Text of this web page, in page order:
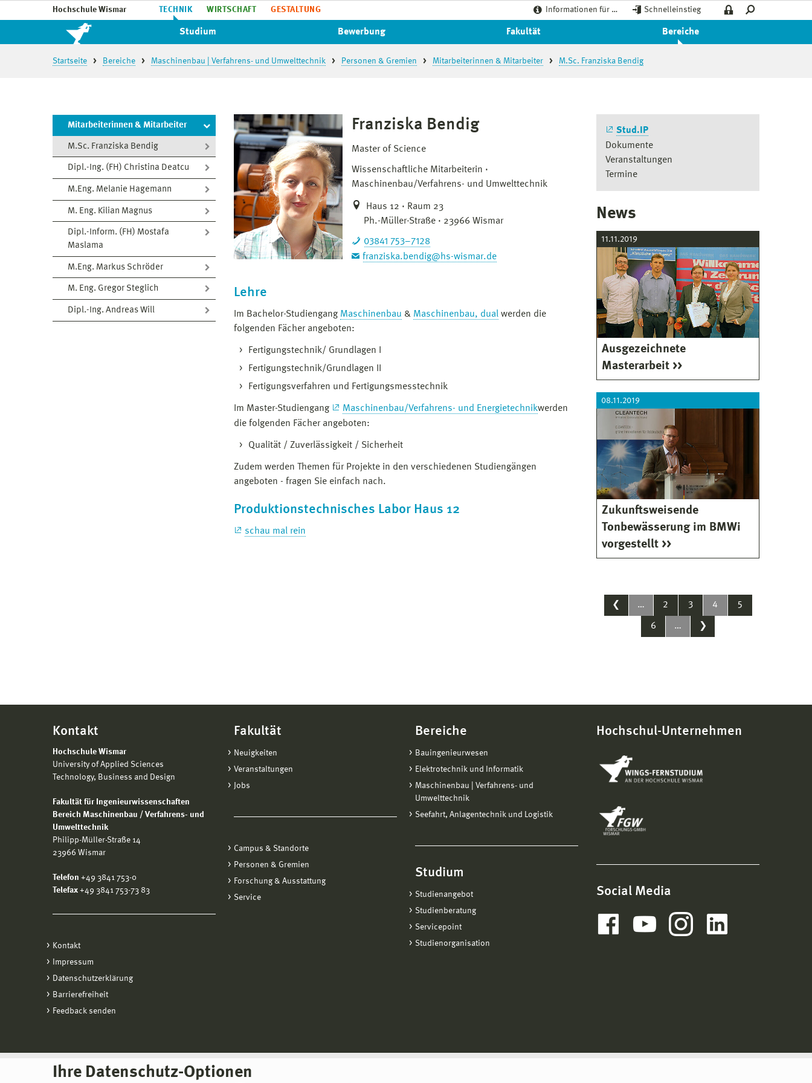
Hochschule Wismar TECHNIK WIRTSCHAFT GESTALTUNG Informationen für … Schnelleinstieg
Studium Bewerbung Fakultät Bereiche
Startseite Bereiche Maschinenbau | Verfahrens- und Umwelttechnik Personen & Gremien Mitarbeiterinnen & Mitarbeiter M.Sc. Franziska Bendig
Mitarbeiterinnen & Mitarbeiter
M.Sc. Franziska Bendig
Dipl.-Ing. (FH) Christina Deatcu
M.Eng. Melanie Hagemann
M. Eng. Kilian Magnus
Dipl.-Inform. (FH) Mostafa
Maslama
M.Eng. Markus Schröder
M. Eng. Gregor Steglich
Dipl.-Ing. Andreas Will
Ihre Datenschutz-Optionen
Franziska Bendig
Master of Science
Wissenschaftliche Mitarbeiterin
Maschinenbau/Verfahrens- und Umwelttechnik
Haus 12 · Raum 23
Ph.-Müller-Straße · 23966 Wismar
03841 753–7128
franziska.bendig@hs-wismar.de
Lehre
Im Bachelor-Studiengang Maschinenbau & Maschinenbau, dual werden die
folgenden Fächer angeboten:
Fertigungstechnik/ Grundlagen I
Fertigungstechnik/Grundlagen II
Fertigungsverfahren und Fertigungsmesstechnik
Im Master-Studiengang Maschinenbau/Verfahrens- und Energietechnikwerden
die folgenden Fächer angeboten:
Qualität / Zuverlässigkeit / Sicherheit
Zudem werden Themen für Projekte in den verschiedenen Studiengängen
angeboten - fragen Sie einfach nach.
Produktionstechnisches Labor Haus 12
schau mal rein
Stud.IP
Dokumente
Veranstaltungen
Termine
News
11.11.2019
Ausgezeichnete
Masterarbeit
08.11.2019
Zukunftsweisende
Tonbewässerung im BMWi
vorgestellt
❮ … 2 3 4 5
6 … ❯
Kontakt
Hochschule Wismar
University of Applied Sciences
Technology, Business and Design
Fakultät für Ingenieurwissenschaften
Bereich Maschinenbau / Verfahrens- und
Umwelttechnik
Philipp-Müller-Straße 14
23966 Wismar
Telefon +49 3841 753-0
Telefax +49 3841 753-73 83
Kontakt
Impressum
Datenschutzerklärung
Barrierefreiheit
Feedback senden
Fakultät
Neuigkeiten
Veranstaltungen
Jobs
Campus & Standorte
Personen & Gremien
Forschung & Ausstattung
Service
Bereiche
Bauingenieurwesen
Elektrotechnik und Informatik
Maschinenbau | Verfahrens- und
Umwelttechnik
Seefahrt, Anlagentechnik und Logistik
Studium
Studienangebot
Studienberatung
Servicepoint
Studienorganisation
Hochschul-Unternehmen
Social Media